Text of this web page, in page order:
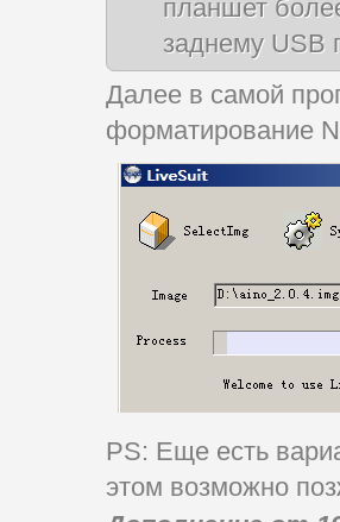
планшет
заднему USB
Далее в самой
форматирование
PS: Еще есть
этом возможно